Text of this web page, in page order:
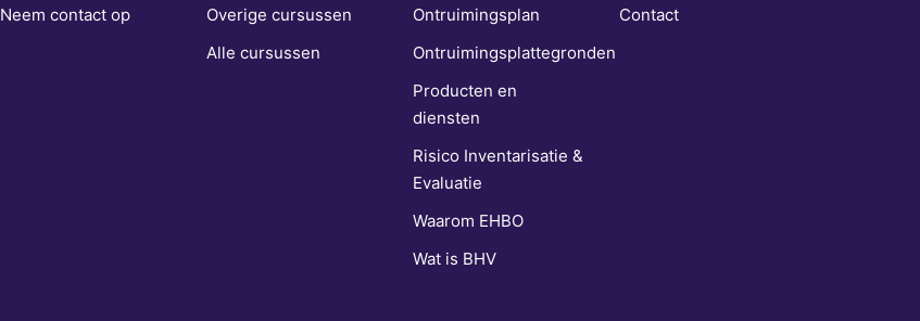
Neem contact op
Overige cursussen
Alle cursussen
Ontruimingsplan
Ontruimingsplattegronden
Producten en
diensten
Risico Inventarisatie &
Evaluatie
Waarom EHBO
Wat is BHV
Contact